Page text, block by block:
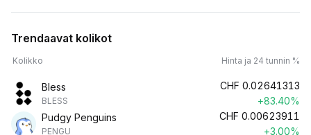
Trendaavat kolikot
Kolikko Hinta ja 24 tunnin %
Bless
BLESS
CHF 0.02641313
+83.40%
Pudgy Penguins
PENGU
CHF 0.00623911
+3.00%